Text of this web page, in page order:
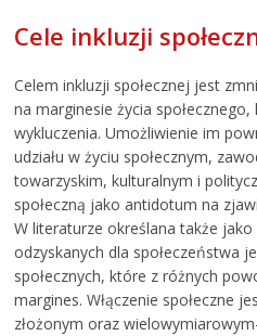
Cele inkluzji
Celem inkluzji społecznej jest
na marginesie życia
wykluczenia. Umożliwienie im
udziału w życiu społecznym,
towarzyskim, kulturalnym i
społeczną jako antidotum na
W literaturze określana także
odzyskanych dla społeczeństwa
społecznych, które z różnych
margines. Włączenie społeczne
złożonym oraz